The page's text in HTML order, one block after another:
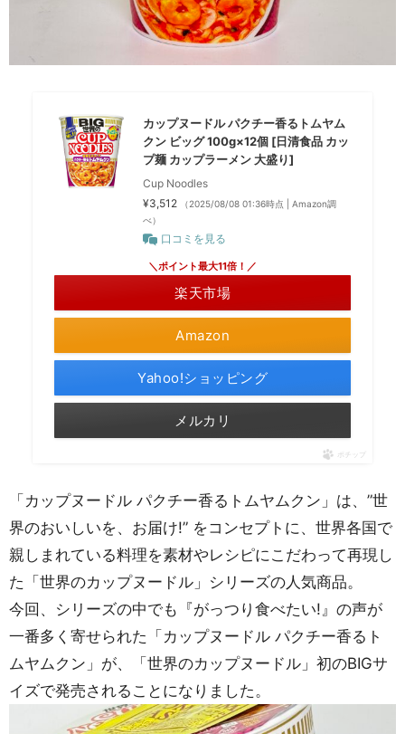
カップヌードル パクチー香るトムヤム
クン ビッグ 100g×12個 [日清食品 カッ
プ麺 カップラーメン 大盛り]
Cup Noodles
¥3,512
（2025/08/08 01:36時点 | Amazon調
べ）
口コミを見る
Amazon
＼ポイント最大11倍！／
楽天市場
Yahoo!ショッピング
メルカリ
ポチップ
「カップヌードル パクチー香るトムヤムクン」は、”世
界のおいしいを、お届け!” をコンセプトに、世界各国で
親しまれている料理を素材やレシピにこだわって再現し
た「世界のカップヌードル」シリーズの人気商品。
今回、シリーズの中でも『がっつり食べたい!』の声が
一番多く寄せられた「カップヌードル パクチー香るト
ムヤムクン」が、「世界のカップヌードル」初のBIGサ
イズで発売されることになりました。